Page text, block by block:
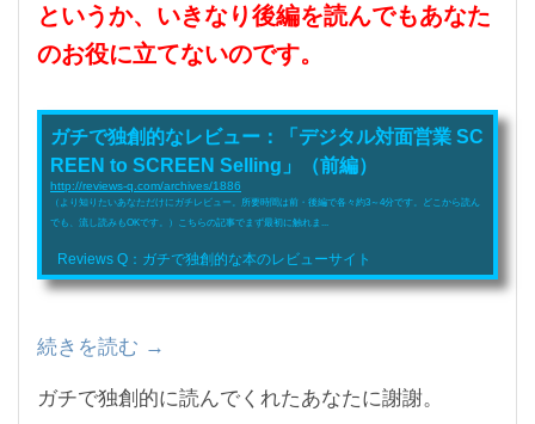
というか、いきなり後編を読んでもあなた
のお役に立てないのです。
ガチで独創的なレビュー：「デジタル対面営業 SC
REEN to SCREEN Selling」（前編）
http://reviews-q.com/archives/1886
（より知りたいあなただけにガチレビュー。所要時間は前・後編で各々約3～4分です。どこから読ん
でも、流し読みもOKです。）こちらの記事でまず最初に触れま...
Reviews Q：ガチで独創的な本のレビューサイト
続きを読む “ガ
で
→
ガチで独創的に読んでくれたあなたに謝謝。